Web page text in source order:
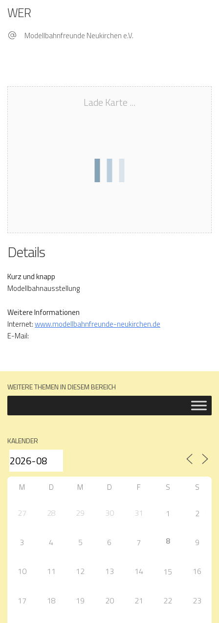
WER
Modellbahnfreunde Neukirchen e.V.
Lade Karte ...
Details
Kurz und knapp
Modellbahnausstellung
Weitere Informationen
Internet:www.modellbahnfreunde-neukirchen.de
E-Mail:
WEITERE THEMEN IN DIESEM BEREICH
KALENDER
M D M D F S S
27 28 29 30 31 1 2
3 4 5 6 7 8 9
10 11 12 13 14 15 16
17 18 19 20 21 22 23